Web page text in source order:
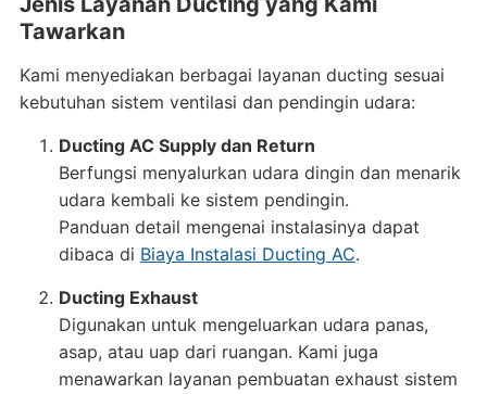
Tawarkan
Kami menyediakan berbagai layanan ducting sesuai
kebutuhan sistem ventilasi dan pendingin udara:
Ducting AC Supply dan Return
Berfungsi menyalurkan udara dingin dan menarik
udara kembali ke sistem pendingin.
Panduan detail mengenai instalasinya dapat
dibaca di Biaya Instalasi Ducting AC.
Ducting Exhaust
Digunakan untuk mengeluarkan udara panas,
asap, atau uap dari ruangan. Kami juga
menawarkan layanan pembuatan exhaust sistem